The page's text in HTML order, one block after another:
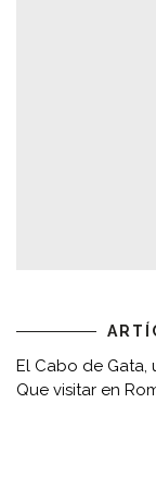
El Cabo de Gata,
Que visitar en